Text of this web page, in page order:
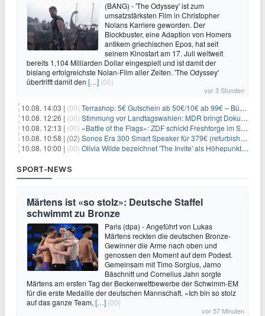
(BANG) - 'The Odyssey' ist zum
umsatzstärksten Film in Christopher
Nolans Karriere geworden. Der
Blockbuster, eine Adaption von Homers
antikem griechischen Epos, hat seit
seinem Kinostart am 17. Juli weltweit
bereits 1,104 Milliarden Dollar eingespielt und ist damit der
bislang erfolgreichste Nolan-Film aller Zeiten. 'The Odyssey'
übertrifft damit den […] (00)
vor 3 Stunden
10.08. 14:03 | (00) Terrashop: 5€ Gutschein ab 50€/10€ ab 99€ – Bücher & Co ab 99 Cent
10.08. 12:26 | (00) Stimmung vor Landtagswahlen: MDR bringt Doku «Wut. Hüben wie drüben»
10.08. 12:13 | (00) «Battle of the Flags»: ZDF schickt Freshtorge im September On Air
10.08. 10:58 | (02) Sonos Era 300 Smart Speaker für 379€ (refurbished 309€) – Dolby Atmos, BT/WLAN, 3D-Audio, schwarz od. weiß
10.08. 10:00 | (00) Olivia Wilde bezeichnet 'The Invite' als Höhepunkt ihrer Karriere
SPORT-NEWS
Märtens ist «so stolz»: Deutsche Staffel
schwimmt zu Bronze
Paris (dpa) - Angeführt von Lukas
Märtens reckten die deutschen Bronze-
Gewinner die Arme nach oben und
genossen den Moment auf dem Podest.
Gemeinsam mit Timo Sorgius, Jarno
Bäschnitt und Cornelius Jahn sorgte
Märtens am ersten Tag der Beckenwettbewerbe der Schwimm-EM
für die erste Medaille der deutschen Mannschaft. «Ich bin so stolz
auf das ganze Team, […] (00)
vor 57 Minuten